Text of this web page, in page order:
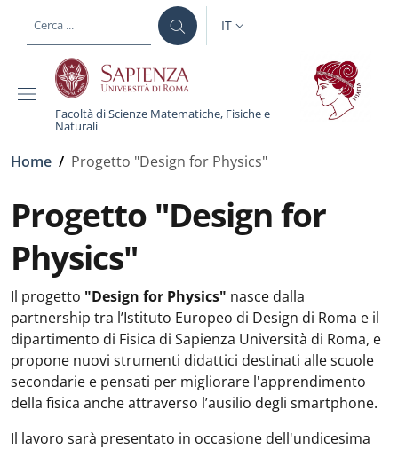
al contenuto principale
SELETTORE LINGUA:
IT
Facoltà di Scienze Matematiche, Fisiche e
Naturali
Briciole di pane
Home / Progetto "Design for Physics"
Progetto "Design for
Physics"
Il progetto "Design for Physics" nasce dalla
partnership tra l’Istituto Europeo di Design di Roma e il
dipartimento di Fisica di Sapienza Università di Roma, e
propone nuovi strumenti didattici destinati alle scuole
secondarie e pensati per migliorare l'apprendimento
della fisica anche attraverso l’ausilio degli smartphone.
Il lavoro sarà presentato in occasione dell'undicesima